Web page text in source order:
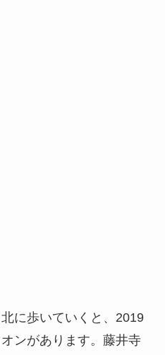
に歩いていくと、2019
ンがあります。藤井寺